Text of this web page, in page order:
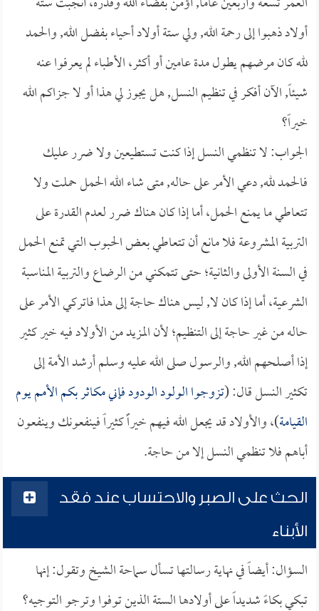
أولاد ذهبوا إلى رحمة الله, ولي ستة أولاد أحياء بفضل الله, والحمد
لله كان مرضهم يطول مدة عامين أو أكثر، الأطباء لم يعرفوا عنه
شيئاً, الآن أفكر في تنظيم النسل, هل يجوز لي هذا أو لا جزاكم الله
خيراً؟
الجواب: لا تنظمي النسل إذا كنت تستطيعين ولا ضرر عليك
فالحمد لله, دعي الأمر على حاله, متى شاء الله الحمل حملت ولا
تتعاطي ما يمنع الحمل، أما إذا كان هناك ضرر لعدم القدرة على
التربية المشروعة فلا مانع أن تتعاطي بعض الحبوب التي تمنع الحمل
في السنة الأولى والثانية؛ حتى تتمكني من الرضاع والتربية المناسبة
الشرعية، أما إذا كان لا, ليس هناك حاجة إلى هذا فاتركي الأمر على
حاله من غير حاجة إلى التنظيم؛ لأن المزيد من الأولاد فيه خير كثير
إذا أصلحهم الله, والرسول صلى الله عليه وسلم أرشد الأمة إلى
تكثير النسل قال: (تزوجوا الولود الودود فإني مكاثر بكم الأمم يوم
القيامة)، والأولاد قد يجعل الله فيهم خيراًَ كثيراً فينفعونك وينفعون
أباهم فلا تنظمي النسل إلا من حاجة.
الحث على الصبر والاحتساب عند فقد
الأبناء
السؤال: أيضاً في نهاية رسالتها تسأل سماحة الشيخ وتقول: إنها
تبكي بكاءً شديداً على أولادها الستة الذين توفوا وترجو التوجيه؟